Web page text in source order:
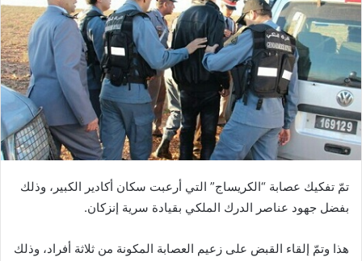
تمّ تفكيك عصابة “الكريساج” التي أرعبت سكان أكادير الكبير، وذلك
بفضل جهود عناصر الدرك الملكي بقيادة سرية إنزكان.
هذا وتمّ إلقاء القبض على زعيم العصابة المكونة من ثلاثة أفراد، وذلك